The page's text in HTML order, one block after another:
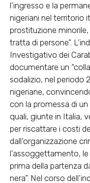
l’ingresso e la
nigeriani nel territorio
prostituzione
tratta di persone”.
Investigativo dei
documentare un
sodalizio, nel periodo
nigeriane,
con la promessa di
quali, giunte in Italia,
per riscattare i costi
dall’organizzazione
l’assoggettamento,
prima della partenza
nera”. Nel corso